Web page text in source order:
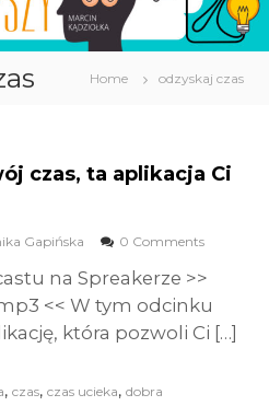
Home odzyskaj czas
czas, ta aplikacja Ci
Gapińska 0 Comments
na Spreakerze >>
<< W tym odcinku
która pozwoli Ci […]
, czas, czas ucieka, dobra